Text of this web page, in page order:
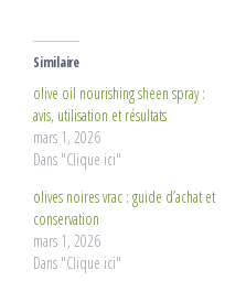
Similaire
olive oil nourishing sheen spray :
avis, utilisation et résultats
mars 1, 2026
Dans "Clique ici"
olives noires vrac : guide d’achat et
conservation
mars 1, 2026
Dans "Clique ici"